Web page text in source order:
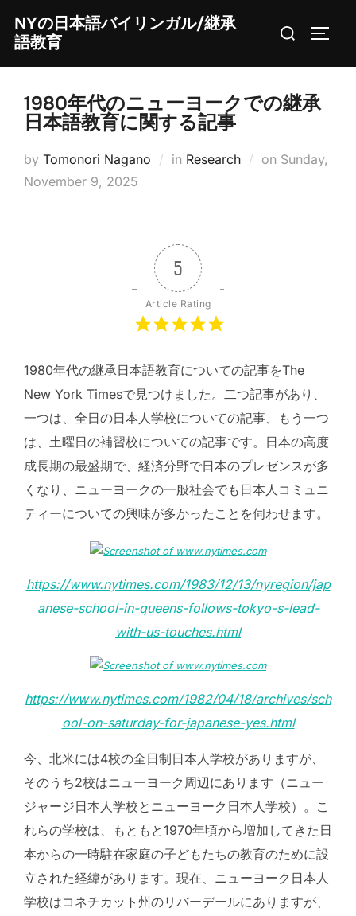
content
NYの日本語バイリンガル/継承
語教育
Search
1980年代のニューヨークでの継承
日本語教育に関する記事
by Tomonori Nagano in Research on Posted
Sunday,
November 9, 2025
5
Article Rating
1980年代の継承日本語教育についての記事をThe
New York Timesで見つけました。二つ記事があり、
一つは、全日の日本人学校についての記事、もう一つ
は、土曜日の補習校についての記事です。日本の高度
成長期の最盛期で、経済分野で日本のプレゼンスが多
くなり、ニューヨークの一般社会でも日本人コミュニ
ティーについての興味が多かったことを伺わせます。
https://www.nytimes.com/1983/12/13/nyregion/jap
anese-school-in-queens-follows-tokyo-s-lead-
with-us-touches.html
https://www.nytimes.com/1982/04/18/archives/sch
ool-on-saturday-for-japanese-yes.html
今、北米には4校の全日制日本人学校がありますが、
そのうち2校はニューヨーク周辺にあります（ニュー
ジャージ日本人学校とニューヨーク日本人学校）。こ
れらの学校は、もともと1970年頃から増加してきた日
本からの一時駐在家庭の子どもたちの教育のために設
立された経緯があります。現在、ニューヨーク日本人
学校はコネチカット州のリバーデールにありますが、